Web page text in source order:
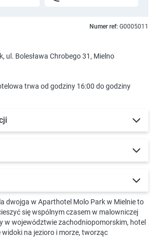
Numer ref: G0005011
ul. Bolesława Chrobego 31, Mielno
trwa od godziny 16:00 do godziny
dwojga w Aparthotel Molo Park w Mielnie to
się wspólnym czasem w malowniczej
w województwie zachodniopomorskim, hotel
widoki na jezioro i morze, tworząc